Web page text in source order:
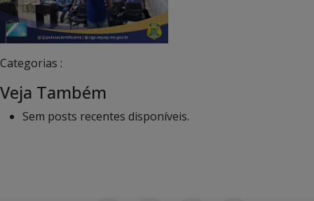
Categorias :
Veja Também
Sem posts recentes disponíveis.